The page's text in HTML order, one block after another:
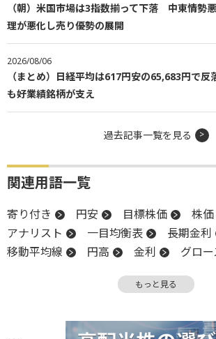
（朝）米国市場は3指数揃って下落 中東情勢
理が悪化し売り優勢の展開
2026/08/06
（まとめ）日経平均は617円安の65,683円で
も好業績銘柄が支え
過去記事一覧を見る
関連用語一覧
寄り付き 円安 目標株価
株価
アナリスト
一目均衡表
長期金利
移動平均線
円高 金利
グロ
営業利益 堅調
もっと見る